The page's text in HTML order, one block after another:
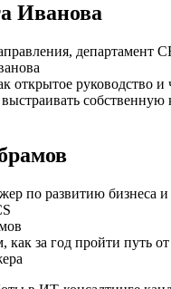
Иванова
департамент
открытое руководство и
собственную
по развитию бизнеса
как за год пройти путь